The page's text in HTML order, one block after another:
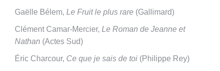
Gaëlle Bélem, Le Fruit le plus rare (Gallimard)
Clément Camar-Mercier, Le Roman de Jeanne et
Nathan (Actes Sud)
Éric Charcour, Ce que je sais de toi (Philippe Rey)